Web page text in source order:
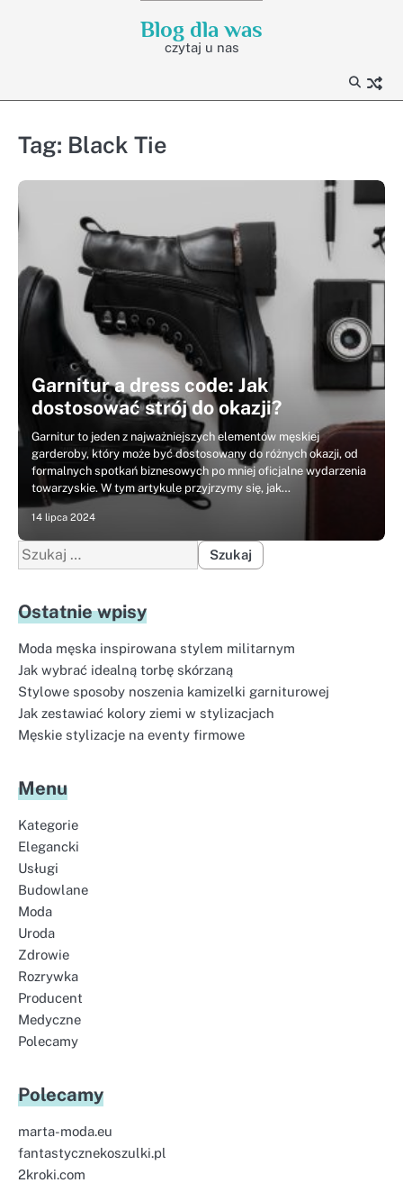
Blog dla was
czytaj u nas
Tag: Black Tie
Garnitur a dress code: Jak
dostosować strój do okazji?
Garnitur to jeden z najważniejszych elementów męskiej
garderoby, który może być dostosowany do różnych okazji, od
formalnych spotkań biznesowych po mniej oficjalne wydarzenia
towarzyskie. W tym artykule przyjrzymy się, jak…
14 lipca 2024
Szukaj:
Ostatnie wpisy
Moda męska inspirowana stylem militarnym
Jak wybrać idealną torbę skórzaną
Stylowe sposoby noszenia kamizelki garniturowej
Jak zestawiać kolory ziemi w stylizacjach
Męskie stylizacje na eventy firmowe
Menu
Kategorie
Elegancki
Usługi
Budowlane
Moda
Uroda
Zdrowie
Rozrywka
Producent
Medyczne
Polecamy
Polecamy
marta-moda.eu
fantastycznekoszulki.pl
2kroki.com